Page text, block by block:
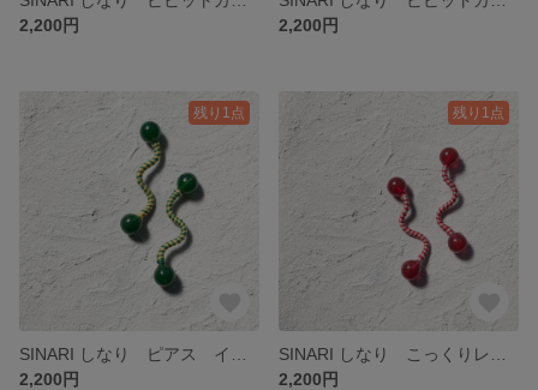
2,200円
2,200円
残り1点
2,200円
残り1点
2,200円